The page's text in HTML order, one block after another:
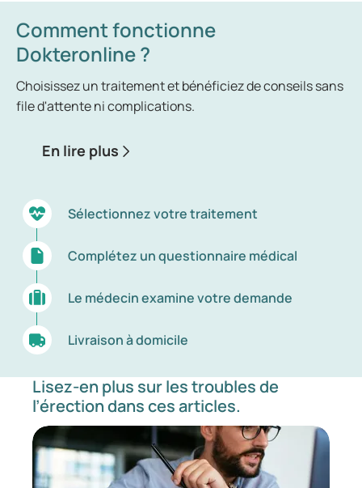
Comment fonctionne
Dokteronline ?
Choisissez un traitement et bénéficiez de conseils sans
file d'attente ni complications.
En lire plus
Sélectionnez votre traitement
Complétez un questionnaire médical
Le médecin examine votre demande
Livraison à domicile
Lisez-en plus sur les troubles de
l’érection dans ces articles.